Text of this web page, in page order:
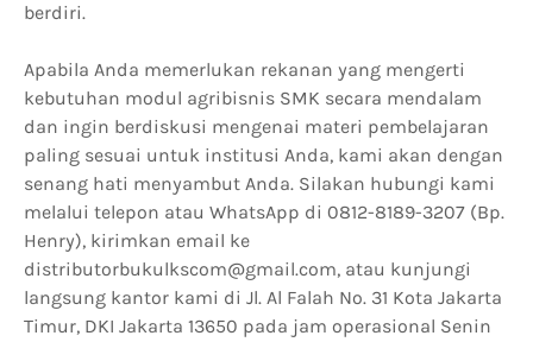
berdiri.
Apabila Anda memerlukan rekanan yang mengerti
kebutuhan modul agribisnis SMK secara mendalam
dan ingin berdiskusi mengenai materi pembelajaran
paling sesuai untuk institusi Anda, kami akan dengan
senang hati menyambut Anda. Silakan hubungi kami
melalui telepon atau WhatsApp di 0812-8189-3207 (Bp.
Henry), kirimkan email ke
distributorbukulkscom@gmail.com, atau kunjungi
langsung kantor kami di Jl. Al Falah No. 31 Kota Jakarta
Timur, DKI Jakarta 13650 pada jam operasional Senin